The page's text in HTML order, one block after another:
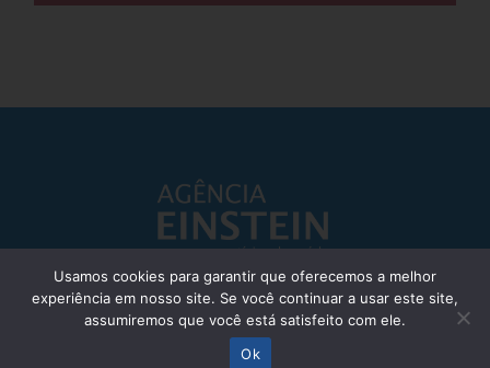
Responsável Técnico: Dr. Eliezer Silva - CRM: 85148-SP
© Einstein Hospital Israelita 2025 - Todos os direitos reservados
Usamos cookies para garantir que oferecemos a melhor
experiência em nosso site. Se você continuar a usar este site,
assumiremos que você está satisfeito com ele.
Ok